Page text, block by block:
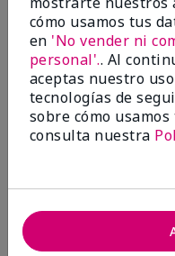
3 2
Marcar esta
5
Lee's Summit
cómo usamos tus
en 'No vender ni
personal'.. Al
aceptas nuestro
tecnologías de
sobre cómo
consulta nuestra